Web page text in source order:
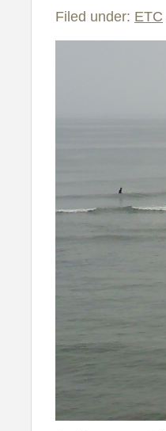
Filed under: ETC